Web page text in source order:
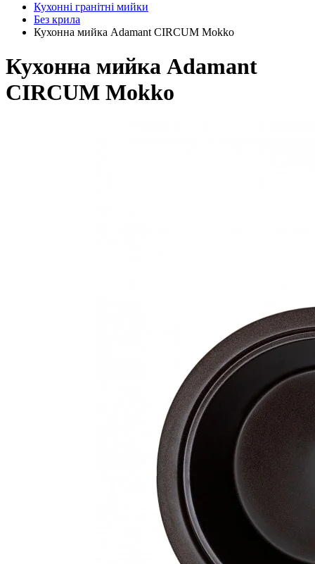
Кухонні гранітні мийки
Без крила
Кухонна мийка Adamant CIRCUM Mokko
Кухонна мийка Adamant
CIRCUM Mokko